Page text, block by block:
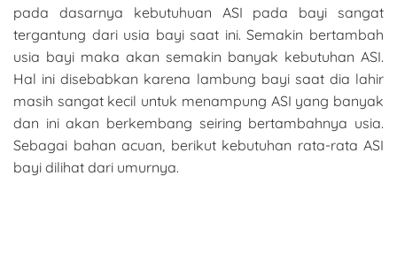
pada dasarnya kebutuhuan ASI pada bayi sangat
tergantung dari usia bayi saat ini. Semakin bertambah
usia bayi maka akan semakin banyak kebutuhan ASI.
Hal ini disebabkan karena lambung bayi saat dia lahir
masih sangat kecil untuk menampung ASI yang banyak
dan ini akan berkembang seiring bertambahnya usia.
Sebagai bahan acuan, berikut kebutuhan rata-rata ASI
bayi dilihat dari umurnya.